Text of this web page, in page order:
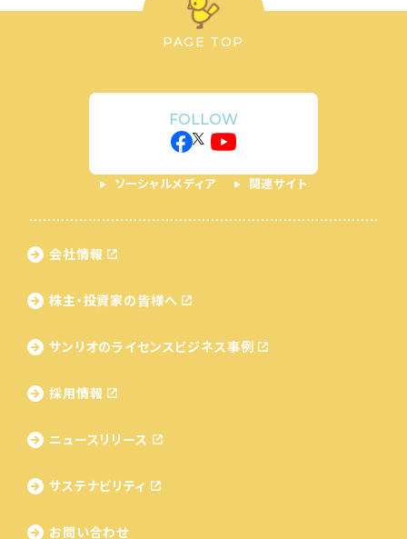
PAGE TOP
FOLLOW
ソーシャルメディア 関連サイト
会社情報
株主・投資家の皆様へ
サンリオのライセンスビジネス事例
採用情報
ニュースリリース
サステナビリティ
お問い合わせ